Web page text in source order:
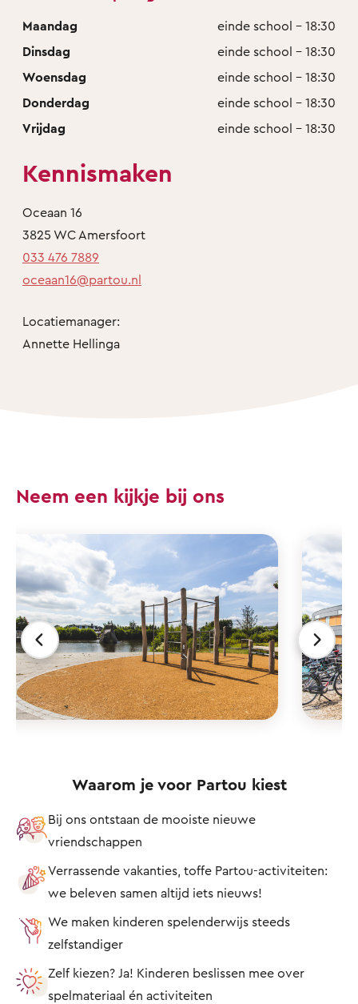
Maandag
einde school - 18:30
Dinsdag
einde school - 18:30
Woensdag
einde school - 18:30
Donderdag
einde school - 18:30
Vrijdag
einde school - 18:30
Kennismaken
Oceaan 16
3825 WC Amersfoort
033 476 7889
oceaan16@partou.nl
Locatiemanager:
Annette Hellinga
Neem een kijkje bij ons
Waarom je voor Partou kiest
Bij ons ontstaan de mooiste nieuwe
vriendschappen
Verrassende vakanties, toffe Partou-activiteiten:
we beleven samen altijd iets nieuws!
We maken kinderen spelenderwijs steeds
zelfstandiger
Zelf kiezen? Ja! Kinderen beslissen mee over
spelmateriaal én activiteiten